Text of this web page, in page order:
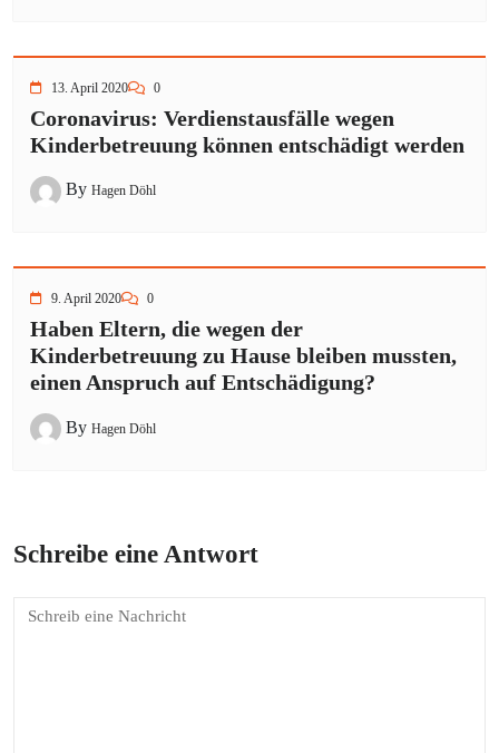
13. April 2020 0
Coronavirus: Verdienstausfälle wegen
Kinderbetreuung können entschädigt werden
By Hagen Döhl
9. April 2020 0
Haben Eltern, die wegen der
Kinderbetreuung zu Hause bleiben mussten,
einen Anspruch auf Entschädigung?
By Hagen Döhl
Schreibe eine Antwort